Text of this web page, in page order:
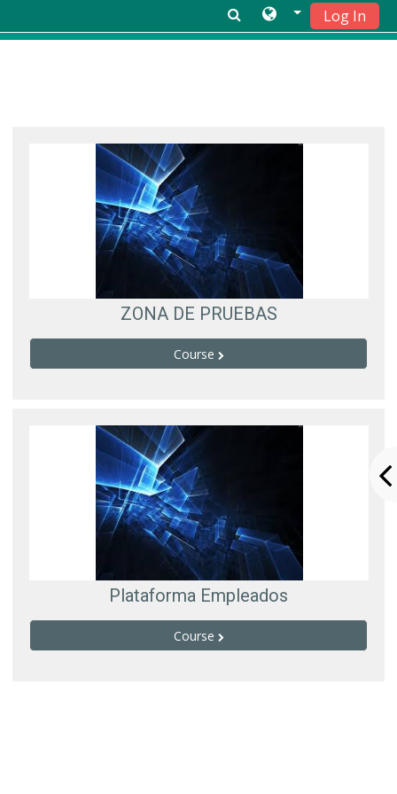
Log In
ZONA DE PRUEBAS
Course
Plataforma Empleados
Course